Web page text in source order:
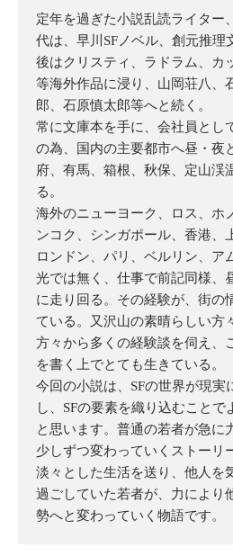
定年を過ぎた小説乱読ライター
代は、早川SFノベル、創元推理
後はクリスティ、ラドラム、カ
等海外作品に浸り、山岡荘八、
郎、石原慎太郎等へと続く。
常に文庫本を手に、会社員とし
の為、国内の主要都市へ昼・夜
府、有馬、箱根、秋保、定山渓
る。
海外のニューヨーク、ロス、ホ
ンコク、シンガポール、香港、
ロンドン、パリ、ベルリン、ア
光では無く、仕事で前記同様、
に走り回る。その経験が、街の
ている。又沢山の素晴らしい方
方々から多くの経験談を伺え、
を書く上でとても生きている。
今回の小説は、SFの世界が現実
し、SFの要素を織り込むことで
と思います。普通の若者が急に
少しずつ変わっていくストーリ
淡々とした生活を送り、他人を
過ごしていた若者が、力により
勢へと変わっていく物語です。